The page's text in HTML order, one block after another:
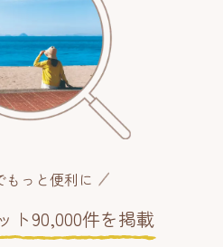
もっと便利に
ト90,000件を掲載